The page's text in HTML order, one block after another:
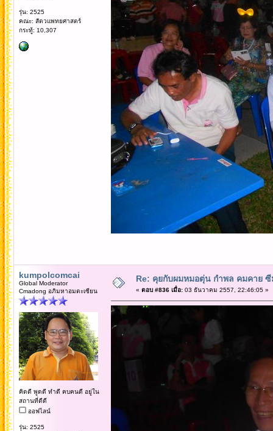
รุ่น: 2525
คณะ: สัตวแพทยศาสตร์
กระทู้: 10,307
kumpolcomcai
Global Moderator
Cmadong อภิมหาอมตะเซียน
คิดดี พูดดี ทำดี คบคนดี อยู่ใน
สถานที่ดีดี
ออฟไลน์
รุ่น: 2525
Re: คุยกับผมหมอตุ่น กำพล คมคาย
« ตอบ #836 เมื่อ:03 ธันวาคม 2557, 22:46:05 »